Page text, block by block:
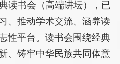
读书会（高端讲坛），已
、推动学术交流、涵养读
性平台。读书会围绕经典
、铸牢中华民族共同体意